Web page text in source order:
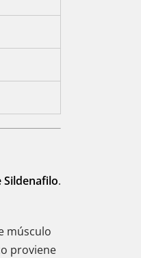
Sildenafilo.
músculo
proviene